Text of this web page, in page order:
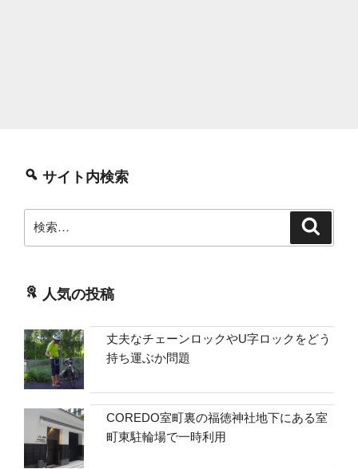
サイト内検索
索:
人気の投稿
丈夫なチェーンロックやU字ロックをどう
持ち運ぶか問題
COREDO室町裏の福徳神社地下にある室
町東駐輪場で一時利用